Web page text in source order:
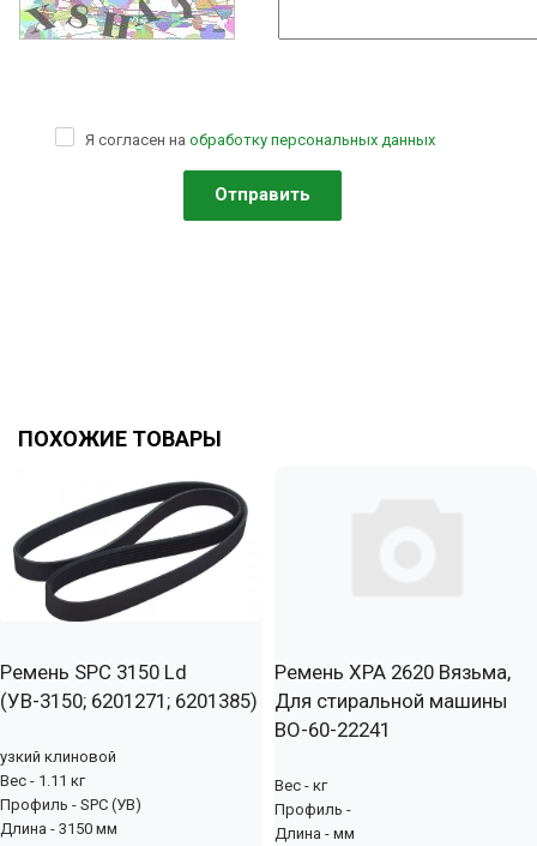
Я согласен на обработку персональных данных
ПОХОЖИЕ ТОВАРЫ
Ремень SPC 3150 Ld
(УВ-3150; 6201271; 6201385)
узкий клиновой
Вес - 1.11 кг
Профиль - SPC (УВ)
Длина - 3150 мм
Ремень XPA 2620 Вязьма,
Для стиральной машины
ВО-60-22241
Вес - кг
Профиль -
Длина - мм